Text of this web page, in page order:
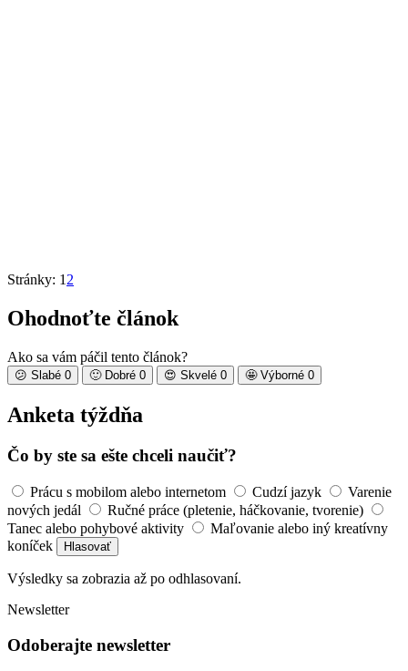
Stránky: 1 2
Ohodnoťte článok
Ako sa vám páčil tento článok?
😕 Slabé 0 🙂 Dobré 0 😍 Skvelé 0 🤩 Výborné 0
Anketa týždňa
Čo by ste sa ešte chceli naučiť?
Prácu s mobilom alebo internetom Cudzí jazyk
Varenie
nových jedál
Ručné práce (pletenie, háčkovanie, tvorenie)
Tanec alebo pohybové aktivity
Maľovanie alebo iný kreatívny
koníček
Hlasovať
Výsledky sa zobrazia až po odhlasovaní.
Newsletter
Odoberajte newsletter